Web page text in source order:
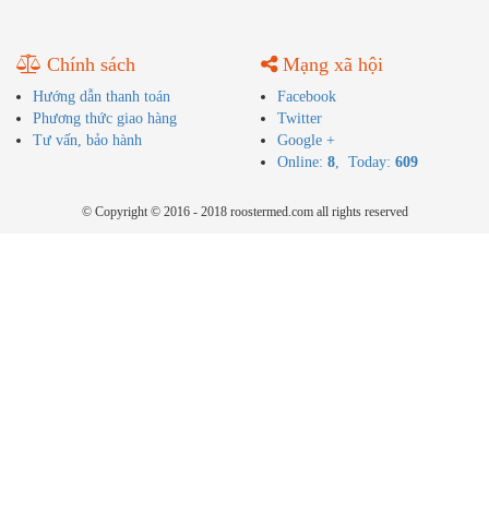
Chính sách
Hướng dẫn thanh toán
Phương thức giao hàng
Tư vấn, bảo hành
Mạng xã hội
Facebook
Twitter
Google +
Online: 8 , Today: 609
© Copyright © 2016 - 2018 roostermed.com all rights reserved